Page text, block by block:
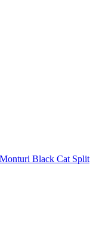
Black Cat Split